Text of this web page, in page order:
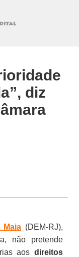
diz
Maia (DEM-RJ),
não pretende
aos direitos